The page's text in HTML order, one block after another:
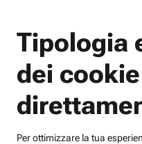
Tipologia
dei cookie
Per ottimizzare la tua